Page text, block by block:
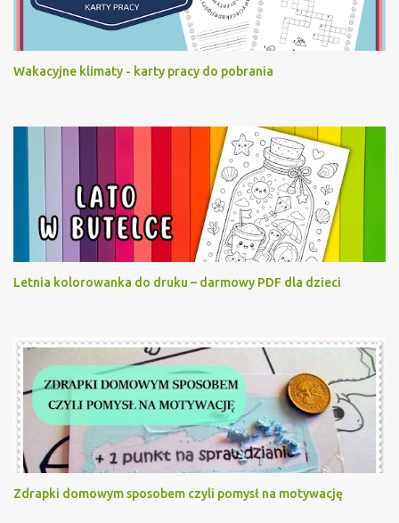
Wakacyjne klimaty - karty pracy do pobrania
Letnia kolorowanka do druku – darmowy PDF dla dzieci
Zdrapki domowym sposobem czyli pomysł na motywację